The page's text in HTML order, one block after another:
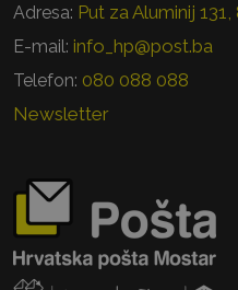
Adresa: Put za Aluminij
E-mail: info_hp@post.ba
Telefon: 080 088 088
Newsletter